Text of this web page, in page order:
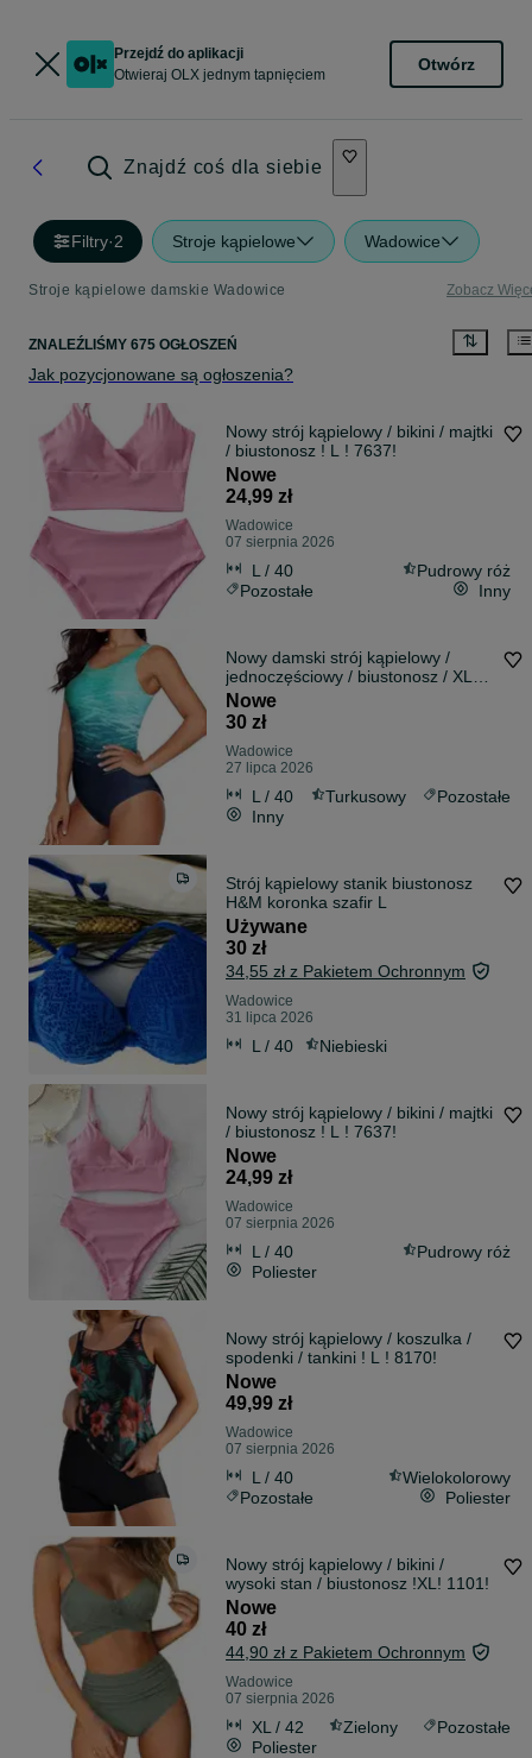
Przejdź do aplikacji
Otwieraj OLX jednym tapnięciem
Otwórz
Znajdź coś dla siebie
Filtry·2 Stroje kąpielowe Wadowice
Stroje kąpielowe damskie Wadowice Zobacz
ZNALEŹLIŚMY 675 OGŁOSZEŃ
Jak pozycjonowane są ogłoszenia?
Nowy strój kąpielowy / bikini / majtki
/ biustonosz ! L ! 7637!
Nowe
24,99 zł
Wadowice
07 sierpnia 2026
L / 40
Pudrowy róż
Pozostałe
Inny
Nowy damski strój kąpielowy /
jednoczęściowy / biustonosz / XL
!4055!
Nowe
30 zł
Wadowice
27 lipca 2026
L / 40 Turkusowy
Pozostałe
Inny
Strój kąpielowy stanik biustonosz
H&M koronka szafir L
Używane
30 zł
34,55 zł z Pakietem Ochronnym
Wadowice
31 lipca 2026
L / 40 Niebieski
Nowy strój kąpielowy / bikini / majtki
/ biustonosz ! L ! 7637!
Nowe
24,99 zł
Wadowice
07 sierpnia 2026
L / 40
Pudrowy róż
Poliester
Nowy strój kąpielowy / koszulka /
spodenki / tankini ! L ! 8170!
Nowe
49,99 zł
Wadowice
07 sierpnia 2026
L / 40
Wielokolorowy
Pozostałe
Poliester
Nowy strój kąpielowy / bikini /
wysoki stan / biustonosz !XL! 1101!
Nowe
40 zł
44,90 zł z Pakietem Ochronnym
Wadowice
07 sierpnia 2026
XL / 42 Zielony
Pozostałe
Poliester